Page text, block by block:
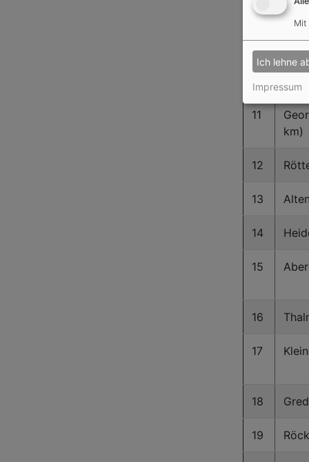
km)
9
10
11
km)
12
13
14
15
16
17
18
19
Mit
Ich lehne
Impressum